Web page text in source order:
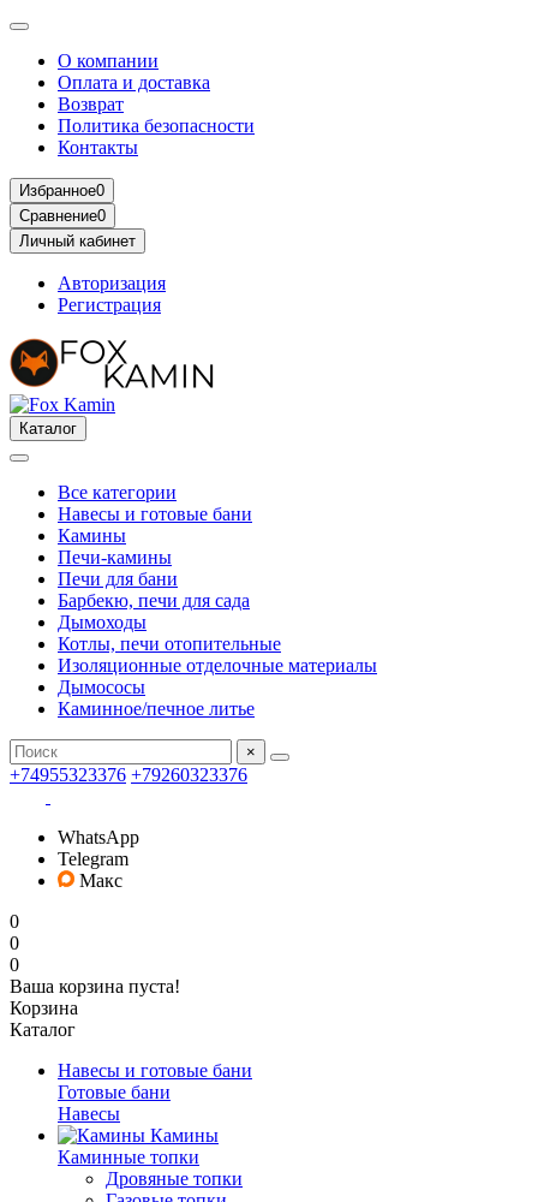
О компании
Оплата и доставка
Возврат
Политика безопасности
Контакты
Избранное0
Сравнение0
Личный кабинет
Авторизация
Регистрация
Каталог
Все категории
Навесы и готовые бани
Камины
Печи-камины
Печи для бани
Барбекю, печи для сада
Дымоходы
Котлы, печи отопительные
Изоляционные отделочные материалы
Дымососы
Каминное/печное литье
×
+74955323376 +79260323376
WhatsApp
Telegram
Макс
0
0
0
Ваша корзина пуста!
Корзина
Каталог
Навесы и готовые бани
Готовые бани
Навесы
Камины
Каминные топки
Дровяные топки